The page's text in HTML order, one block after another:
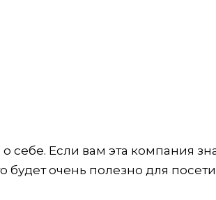
Если вам эта компания
будет очень полезно для